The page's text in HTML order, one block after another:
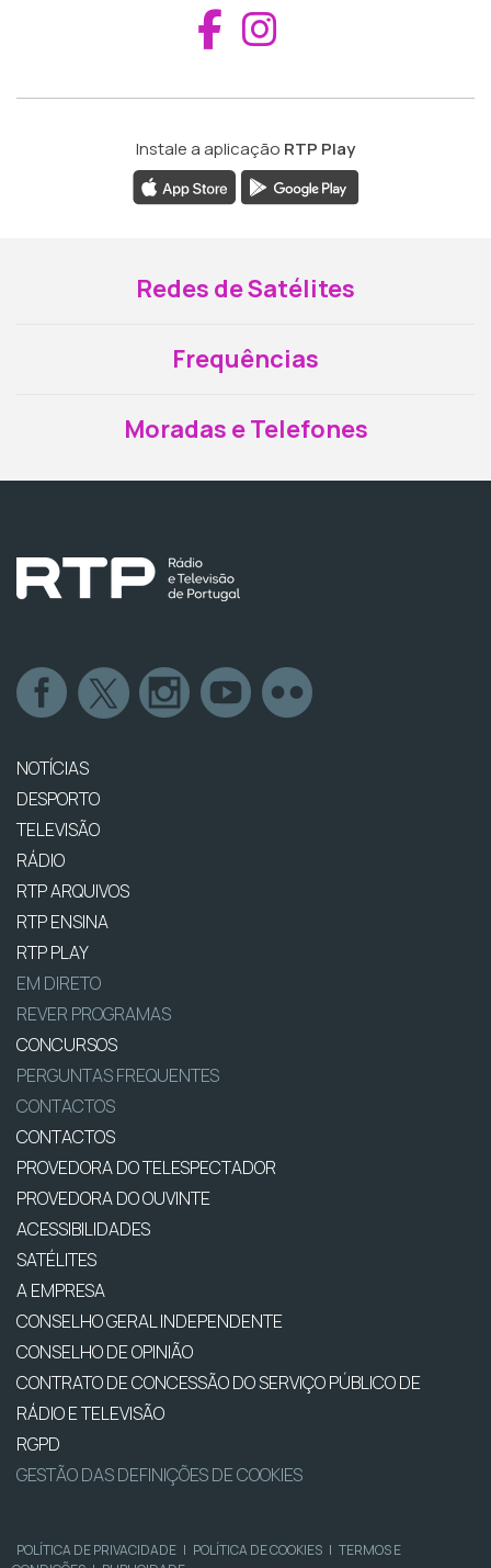
Aceder ao
Instale a aplicação RTP Play
Redes de Satélites
Frequências
Moradas e Telefones
NOTÍCIAS
DESPORTO
TELEVISÃO
RÁDIO
RTP ARQUIVOS
RTP ENSINA
RTP PLAY
EM DIRETO
REVER PROGRAMAS
CONCURSOS
PERGUNTAS FREQUENTES
CONTACTOS
CONTACTOS
PROVEDORA DO TELESPECTADOR
PROVEDORA DO OUVINTE
ACESSIBILIDADES
SATÉLITES
A EMPRESA
CONSELHO GERAL INDEPENDENTE
CONSELHO DE OPINIÃO
CONTRATO DE CONCESSÃO DO SERVIÇO PÚBLICO DE
RÁDIO E TELEVISÃO
RGPD
GESTÃO DAS DEFINIÇÕES DE COOKIES
POLÍTICA DE PRIVACIDADE | POLÍTICA DE COOKIES | TERMOS E